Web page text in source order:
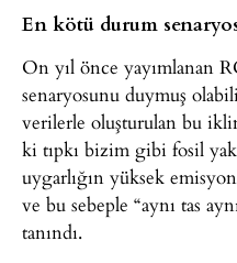
En kötü durum
On yıl önce yayımlanan
senaryosunu duymuş
verilerle oluşturulan bu
ki tıpkı bizim gibi fosil
uygarlığın yüksek
ve bu sebeple “aynı tas
tanındı.